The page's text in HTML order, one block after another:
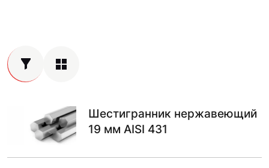
Шестигранник нержавеющий
19 мм AISI 431